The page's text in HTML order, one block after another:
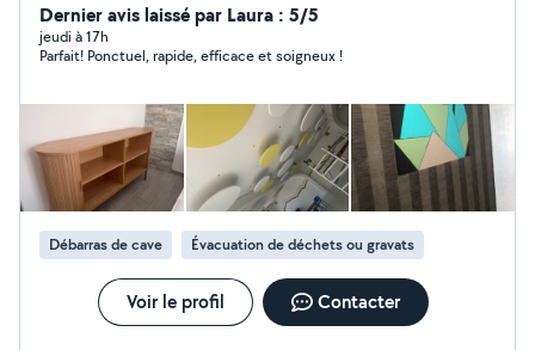
pas que du placo je touche à tout se qui est bâtiment ,
intérieur comme extérieur.
Dernier avis laissé par Laura : 5/5
jeudi à 17h
Parfait! Ponctuel, rapide, efficace et soigneux !
Débarras de cave Évacuation de déchets ou gravats
Voir le profil Contacter